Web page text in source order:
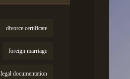
divorce certificate
foreign marriage
legal documentation